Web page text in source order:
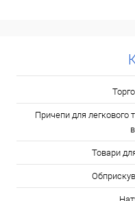
Причепи для легкового
Товари